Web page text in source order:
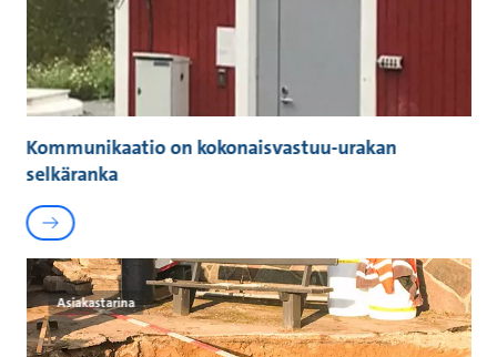
Kommunikaatio on kokonaisvastuu-urakan
selkäranka
Asiakastarina